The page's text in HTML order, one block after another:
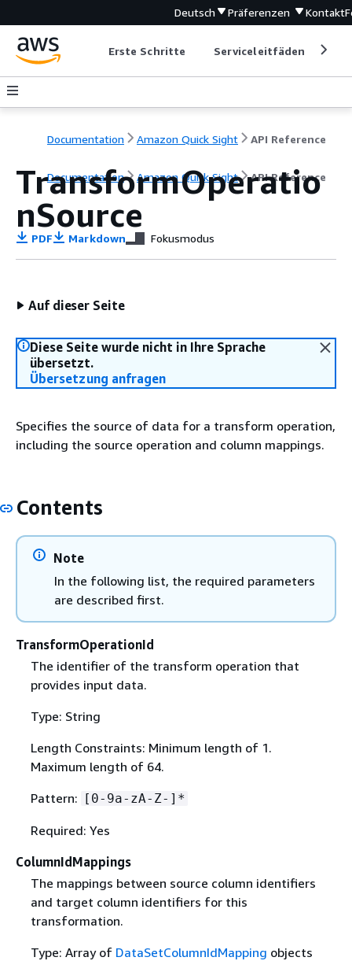
Deutsch Präferenzen Kontakt
Erste Schritte Serviceleitfäden
Documentation Amazon Quick Sight API Reference
Documentation Amazon Quick Sight API Reference
TransformOperatio
nSource
PDF Markdown Fokusmodus
Auf dieser Seite
Diese Seite wurde nicht in Ihre Sprache
übersetzt.
Übersetzung anfragen
Specifies the source of data for a transform operation,
including the source operation and column mappings.
Contents
Note
In the following list, the required parameters
are described first.
TransformOperationId
The identifier of the transform operation that
provides input data.
Type: String
Length Constraints: Minimum length of 1.
Maximum length of 64.
Pattern: [0-9a-zA-Z-]*
Required: Yes
ColumnIdMappings
The mappings between source column identifiers
and target column identifiers for this
transformation.
Type: Array of DataSetColumnIdMapping objects